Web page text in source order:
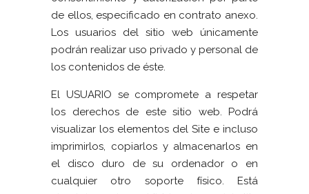
de ellos, especificado en contrato anexo.
Los usuarios del sitio web únicamente
podrán realizar uso privado y personal de
los contenidos de éste.
El USUARIO se compromete a respetar
los derechos de este sitio web. Podrá
visualizar los elementos del Site e incluso
imprimirlos, copiarlos y almacenarlos en
el disco duro de su ordenador o en
cualquier otro soporte físico. Está